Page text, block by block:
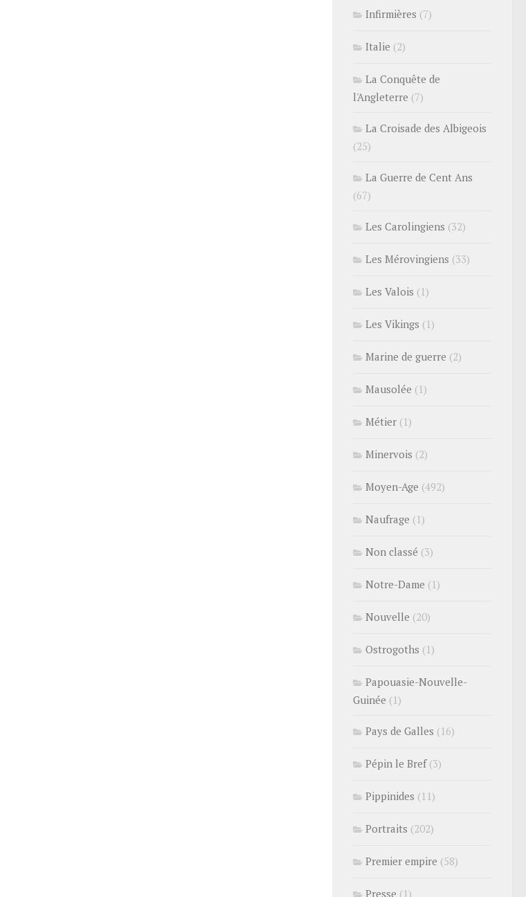
Infirmières (7)
Italie (2)
La Conquête de
l'Angleterre (7)
La Croisade des Albigeois
(25)
La Guerre de Cent Ans
(67)
Les Carolingiens (32)
Les Mérovingiens (33)
Les Valois (1)
Les Vikings (1)
Marine de guerre (2)
Mausolée (1)
Métier (1)
Minervois (2)
Moyen-Age (492)
Naufrage (1)
Non classé (3)
Notre-Dame (1)
Nouvelle (20)
Ostrogoths (1)
Papouasie-Nouvelle-
Guinée (1)
Pays de Galles (16)
Pépin le Bref(3)
Pippinides (11)
Portraits (202)
Premier empire (58)
Presse (1)